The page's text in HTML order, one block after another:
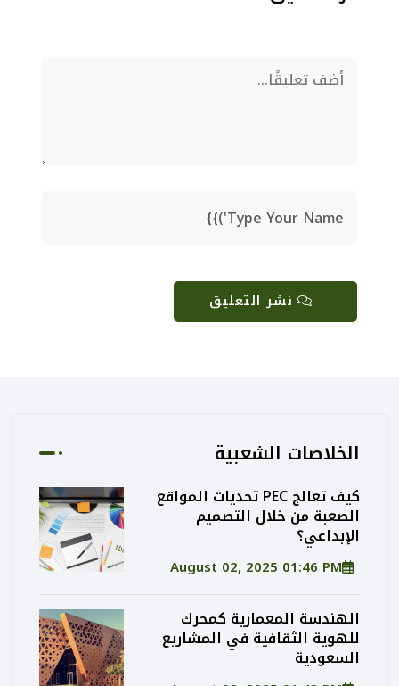
نشر التعليق
الخلاصات الشعبية
كيف تعالج PEC تحديات المواقع
الصعبة من خلال التصميم
الإبداعي؟
August 02, 2025 01:46 PM
الهندسة المعمارية كمحرك
للهوية الثقافية في المشاريع
السعودية